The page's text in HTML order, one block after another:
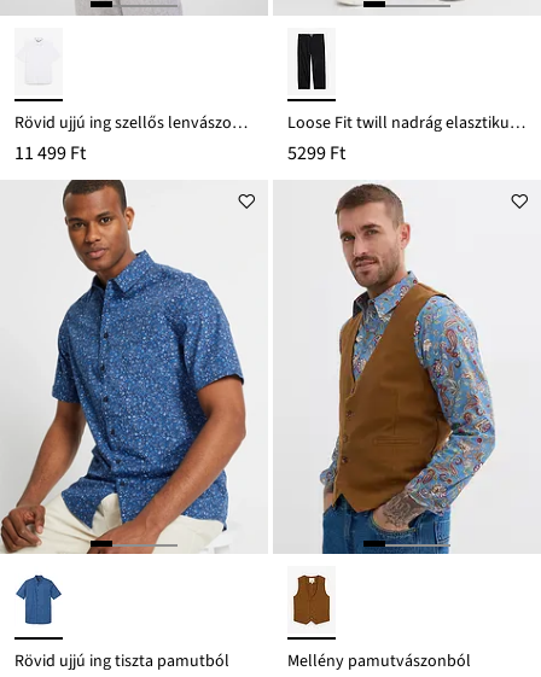
Rövid ujjú ing szellős lenvászon-keverékből
11 499 Ft
Loose Fit twill nadrág elasztikus derékpánttal, Straight
5299 Ft
Rövid ujjú ing tiszta pamutból Mellény pamutvászonból